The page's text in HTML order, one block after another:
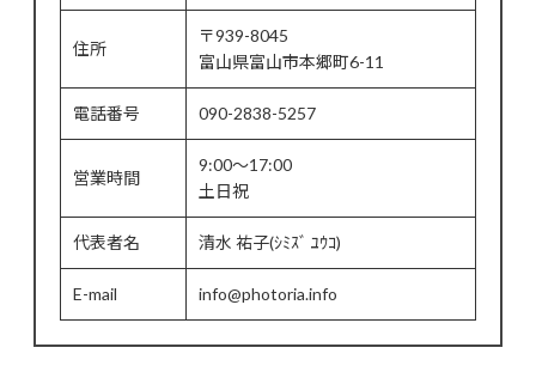
住所
〒939-8045
富山県富山市本郷町6-11
電話番号 090-2838-5257
営業時間
9:00～17:00
土日祝
代表者名 清水 祐子(ｼﾐｽﾞ ﾕｳｺ)
E-mail info@photoria.info